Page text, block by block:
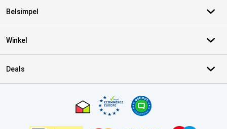
Belsimpel
Winkel
Deals